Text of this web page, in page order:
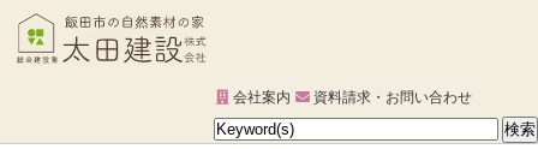
会社案内 資料請求・お問い合わせ